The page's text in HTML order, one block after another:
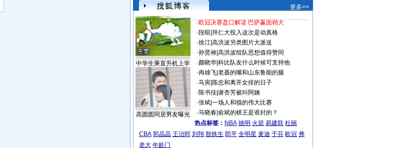
更多>>
中学生乘直升机上学
高圆圆同居男友曝光
·欧冠决赛盘口解读 巴萨赢面稍大
·段暄 拜仁大投入这次是动真格
·徐江| 高洪波另类图片大派送
·孙贤禄| 高洪波组队思想值得赞同
·颜晓华| 科比队友什么时候可支持他
·冉雄飞| 老聂的嘴和山东鲁能的腿
·马寅| 陈忠和离开女排的日子
·陈书佳| 谢杏芳被叫阿姨
·张斌| 一场人和猫的伟大比赛
·马晓春| 俞斌的棋王是谁封的？
热点标签： NBA 姚明 火箭 易建联 杜丽
CBA 郭晶晶 王治郅 刘翔 殷铁生 郎平 全明星 麦迪 于芬 欧冠 弗
老大 年龄门